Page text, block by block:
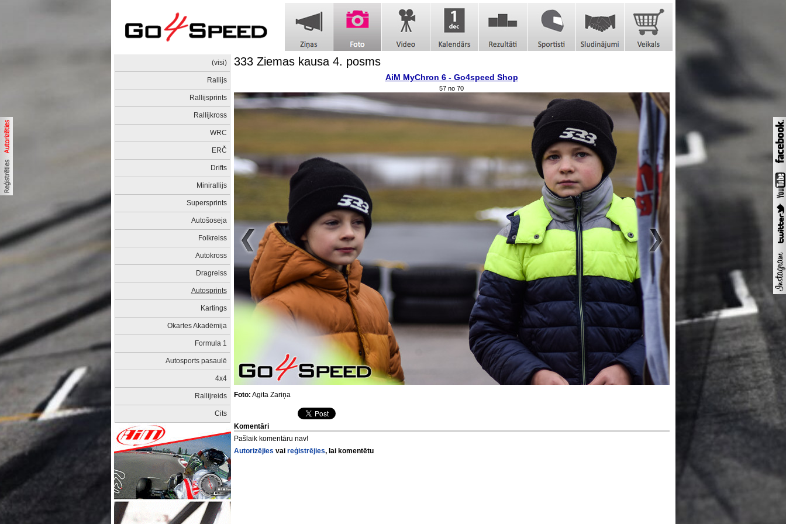
(visi)
Rallijs
Rallijsprints
Rallijkross
WRC
ERČ
Drifts
Minirallijs
Supersprints
Autošoseja
Folkreiss
Autokross
Dragreiss
Autosprints
Kartings
Okartes Akadēmija
Formula 1
Autosports pasaulē
4x4
Rallijreids
Cits
333 Ziemas kausa 4. posms
AiM MyChron 6 - Go4speed Shop
57 no 70
Foto: Agita Zariņa
Komentāri
Pašlaik komentāru nav!
Autorizējies vai reģistrējies, lai komentētu